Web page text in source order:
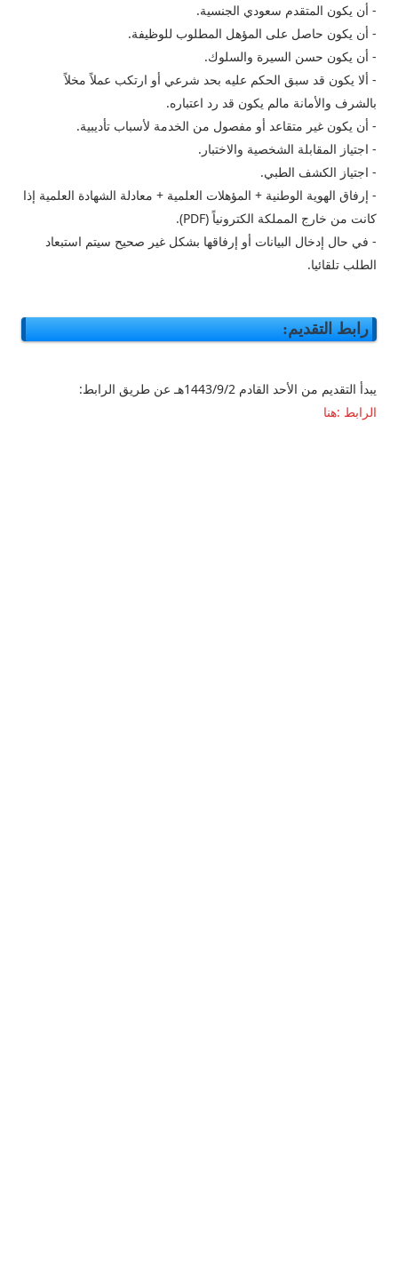
- أن يكون المتقدم سعودي الجنسية.
- أن يكون حاصل على المؤهل المطلوب للوظيفة.
- أن يكون حسن السيرة والسلوك.
- ألا يكون قد سبق الحكم عليه بحد شرعي أو ارتكب عملاً مخلاً
بالشرف والأمانة مالم يكون قد رد اعتباره.
- أن يكون غير متقاعد أو مفصول من الخدمة لأسباب تأديبية.
- اجتياز المقابلة الشخصية والاختبار.
- اجتياز الكشف الطبي.
- إرفاق الهوية الوطنية + المؤهلات العلمية + معادلة الشهادة العلمية إذا
كانت من خارج المملكة الكترونياً (PDF).
- في حال إدخال البيانات أو إرفاقها بشكل غير صحيح سيتم استبعاد
الطلب تلقائيا.
رابط التقديم:
يبدأ التقديم من الأحد القادم 1443/9/2هـ عن طريق الرابط:
الرابط :هنا